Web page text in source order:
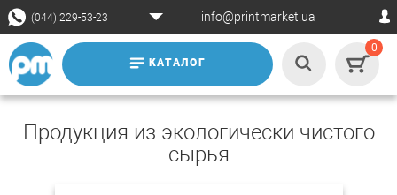
(044) 229-53-23 info@printmarket.ua
КАТАЛОГ
0
Продукция из экологически чистого
сырья